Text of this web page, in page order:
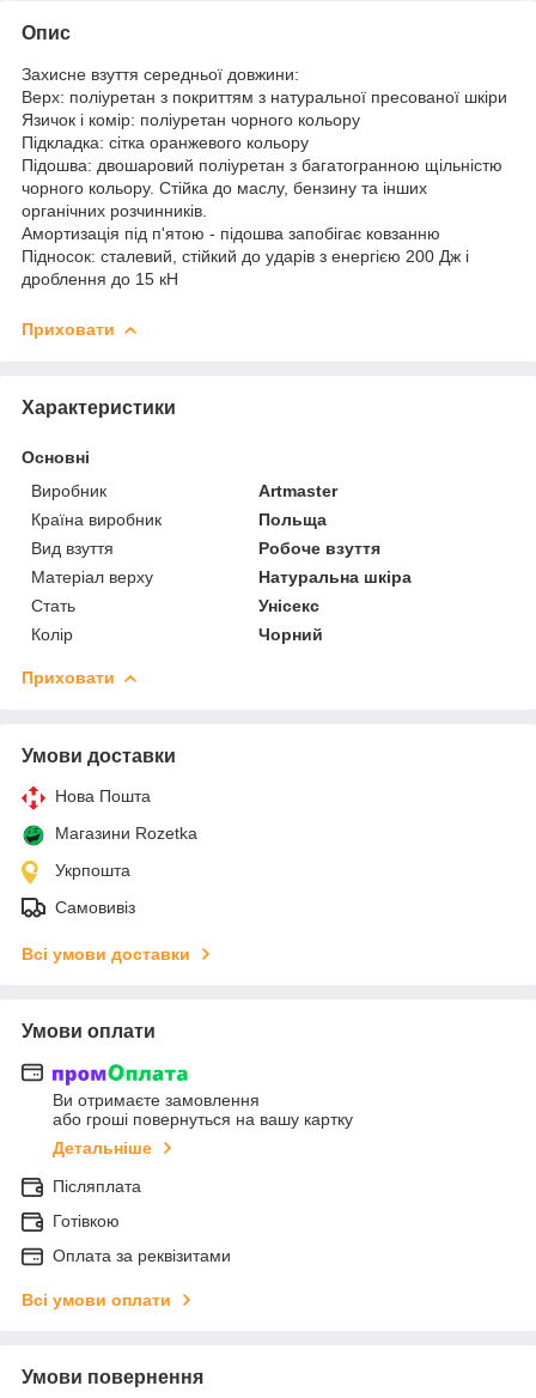
Опис
Захисне взуття середньої довжини:
Верх: поліуретан з покриттям з натуральної пресованої шкіри
Язичок і комір: поліуретан чорного кольору
Підкладка: сітка оранжевого кольору
Підошва: двошаровий поліуретан з багатогранною щільністю
чорного кольору. Стійка до маслу, бензину та інших
органічних розчинників.
Амортизація під п'ятою - підошва запобігає ковзанню
Підносок: сталевий, стійкий до ударів з енергією 200 Дж і
дроблення до 15 кН
Приховати
Характеристики
Основні
Виробник
Artmaster
Країна виробник
Польща
Вид взуття
Робоче взуття
Матеріал верху
Натуральна шкіра
Стать
Унісекс
Колір
Чорний
Приховати
Умови доставки
Нова Пошта
Магазини Rozetka
Укрпошта
Самовивіз
Всі умови доставки
Умови оплати
Ви отримаєте замовлення
або гроші повернуться на вашу картку
Детальніше
Післяплата
Готівкою
Оплата за реквізитами
Всі умови оплати
Умови повернення